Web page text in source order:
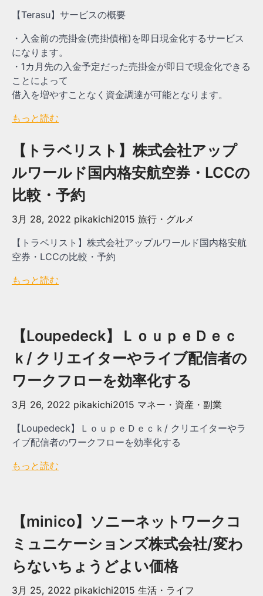
【Terasu】サービスの概要
・入金前の売掛金(売掛債権)を即日現金化するサービス
になります。
・1カ月先の入金予定だった売掛金が即日で現金化できる
ことによって
借入を増やすことなく資金調達が可能となります。
もっと読む
【トラベリスト】株式会社アップ
ルワールド国内格安航空券・LCCの
比較・予約
3月 28, 2022 pikakichi2015 旅行・グルメ
【トラベリスト】株式会社アップルワールド国内格安航
空券・LCCの比較・予約
もっと読む
【Loupedeck】ＬｏｕｐｅＤｅｃ
ｋ/ クリエイターやライブ配信者の
ワークフローを効率化する
3月 26, 2022 pikakichi2015 マネー・資産・副業
【Loupedeck】ＬｏｕｐｅＤｅｃｋ/ クリエイターやラ
イブ配信者のワークフローを効率化する
もっと読む
【minico】ソニーネットワークコ
ミュニケーションズ株式会社/変わ
らないちょうどよい価格
3月 25, 2022 pikakichi2015 生活・ライフ